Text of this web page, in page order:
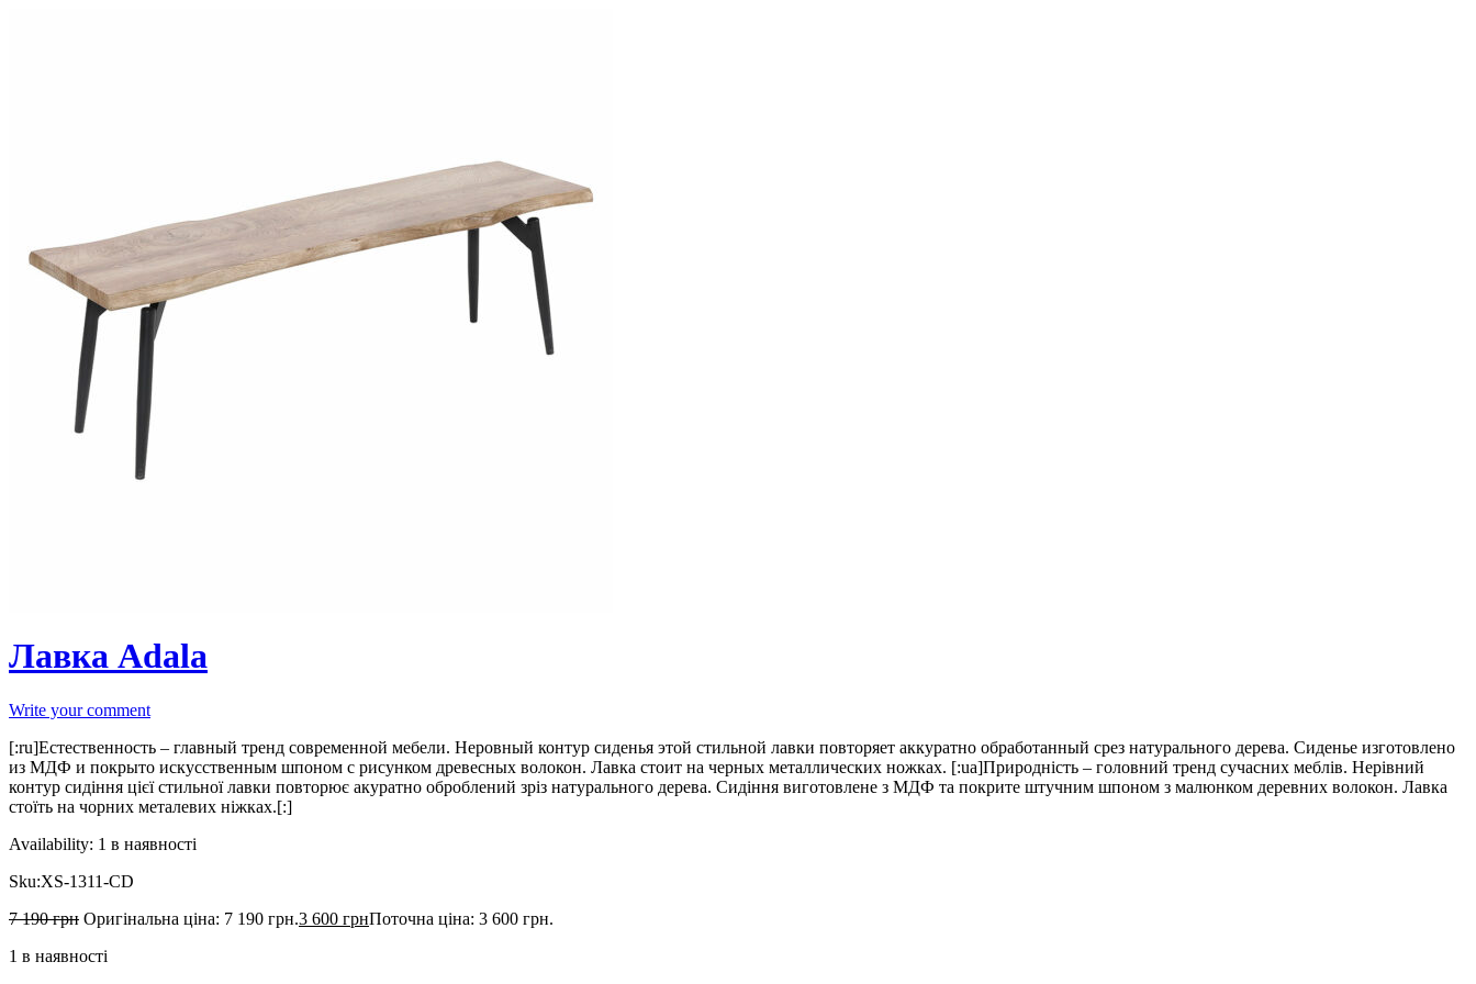
Лавка Adala
Write your comment
[:ru]Естественность – главный тренд современной мебели. Неровный контур сиденья этой стильной лавки повторяет аккуратно обработанный срез натурального дерева. Сиденье изготовлено
из МДФ и покрыто искусственным шпоном с рисунком древесных волокон. Лавка стоит на черных металлических ножках. [:ua]Природність – головний тренд сучасних меблів. Нерівний
контур сидіння цієї стильної лавки повторює акуратно оброблений зріз натурального дерева. Сидіння виготовлене з МДФ та покрите штучним шпоном з малюнком деревних волокон. Лавка
стоїть на чорних металевих ніжках.[:]
Availability: 1 в наявності
Sku:XS-1311-CD
7 190грн Оригінальна ціна: 7 190 грн.3 600 грнПоточна ціна: 3 600 грн.
1 в наявності